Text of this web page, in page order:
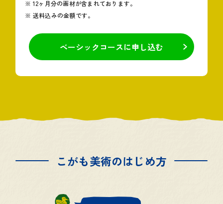
※ 12ヶ月分の画材が含まれております。
※ 送料込みの金額です。
ベーシックコースに申し込む
こがも美術のはじめ方